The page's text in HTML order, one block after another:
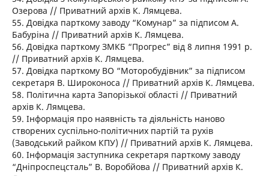
Озерова // Приватний архів К. Лямцева.
55. Довідка парткому заводу “Комунар” за підписом А.
Бабуріна // Приватний архів К. Лямцева.
56. Довідка парткому ЗМКБ “Прогрес” від 8 липня 1991 р.
// Приватний архів К. Лямцева.
57. Довідка парткому ВО “Моторобудівник” за підписом
секретаря В. Широконоса // Приватний архів К. Лямцева.
58. Політична карта Запорізької області // Приватний
архів К. Лямцева.
59. Інформація про наявність та діяльність наново
створених суспільно-політичних партій та рухів
(Заводський райком КПУ) // Приватний архів К. Лямцева.
60. Інформація заступника секретаря парткому заводу
“Дніпроспецсталь” В. Воробйова // Приватний архів К.